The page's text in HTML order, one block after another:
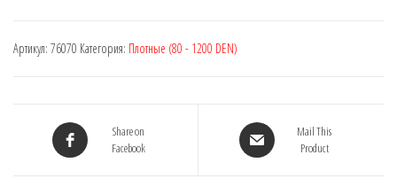
Артикул: 76070 Категория: Плотные (80 - 1200 DEN)
Share on
Facebook
Mail This
Product